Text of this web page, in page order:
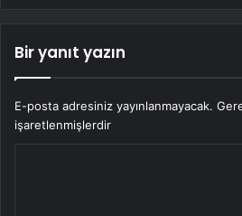
Bir yanıt yazın
E-posta adresiniz yayınlanmayacak.
işaretlenmişlerdir